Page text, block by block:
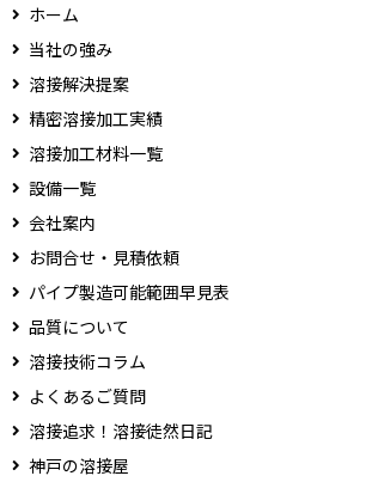
ホーム
当社の強み
溶接解決提案
精密溶接加工実績
溶接加工材料一覧
設備一覧
会社案内
お問合せ・見積依頼
パイプ製造可能範囲早見表
品質について
溶接技術コラム
よくあるご質問
溶接追求！溶接徒然日記
神戸の溶接屋